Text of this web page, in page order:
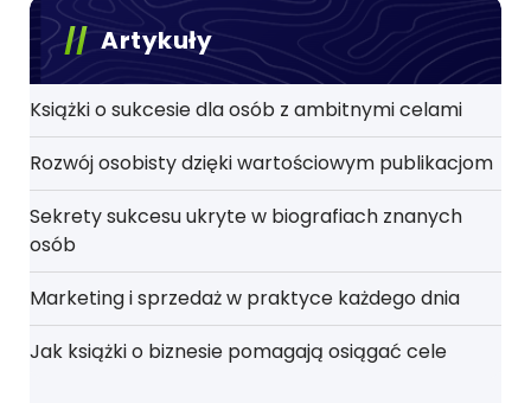
Artykuły
Książki o sukcesie dla osób z ambitnymi celami
Rozwój osobisty dzięki wartościowym publikacjom
Sekrety sukcesu ukryte w biografiach znanych
osób
Marketing i sprzedaż w praktyce każdego dnia
Jak książki o biznesie pomagają osiągać cele